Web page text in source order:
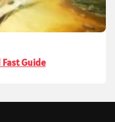
Fast Guide